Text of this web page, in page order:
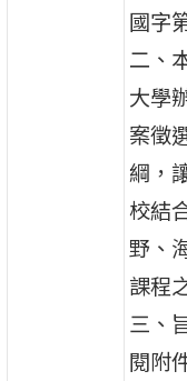
國字
二、
大學
案徵
綱，
校結
野、
課程
三、
閱附